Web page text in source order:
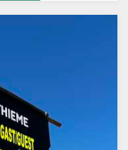
ausgehoben, um
verlegen. Denn vor
verwendet